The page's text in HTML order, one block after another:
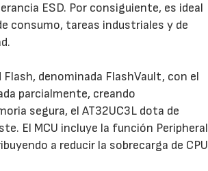
ESD. Por consiguiente, es ideal
consumo, tareas industriales y de
denominada FlashVault, con el
parcialmente, creando
segura, el AT32UC3L dota de
El MCU incluye la función Peripheral
a reducir la sobrecarga de CPU